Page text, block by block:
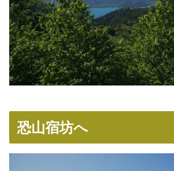
恐山宿坊へ